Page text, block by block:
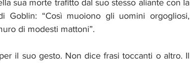
sua morte trafitto dal suo stesso aliante con la
“Così muoiono gli uomini orgogliosi,
di modesti mattoni”.
il suo gesto. Non dice frasi toccanti o altro. Il